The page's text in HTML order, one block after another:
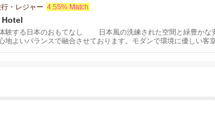
・レジャー 4.55% Match
験する日本のおもてなし 日本風の洗練された空間と緑豊かな
地よいバランスで融合させております。モダンで環境に優しい